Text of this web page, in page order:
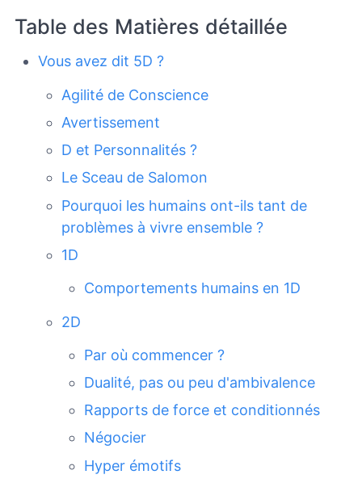
Table des Matières détaillée
Vous avez dit 5D ?
Agilité de Conscience
Avertissement
D et Personnalités ?
Le Sceau de Salomon
Pourquoi les humains ont-ils tant de
problèmes à vivre ensemble ?
1D
Comportements humains en 1D
2D
Par où commencer ?
Dualité, pas ou peu d'ambivalence
Rapports de force et conditionnés
Négocier
Hyper émotifs